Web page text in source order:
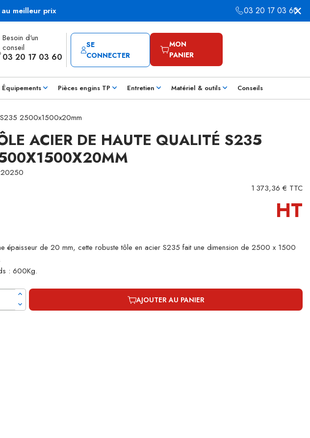
au meilleur prix 03 20 17 03 60
Besoin d'un
conseil
03 20 17 03 60
SE
CONNECTER
MON
PANIER
Équipements Pièces engins TP Entretien Matériel & outils Conseils
2500x1500x20mm
ACIER DE HAUTE QUALITÉ S235
1 373,36 € TTC
HT
épaisseur de 20 mm, cette robuste tôle en acier S235 fait une dimension de 2500 x 1500
: 600Kg.
AJOUTER AU PANIER